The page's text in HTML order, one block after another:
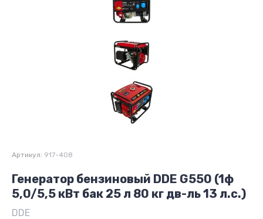
Артикул: 917-408
Генератор бензиновый DDE G550 (1ф
5,0/5,5 кВт бак 25 л 80 кг дв-ль 13 л.с.)
DDE